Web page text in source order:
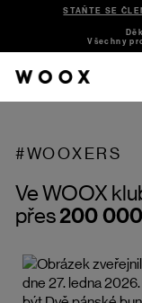
STAŇTE SE
Všechny
#WOOXERS
Ve WOOX
přes200000